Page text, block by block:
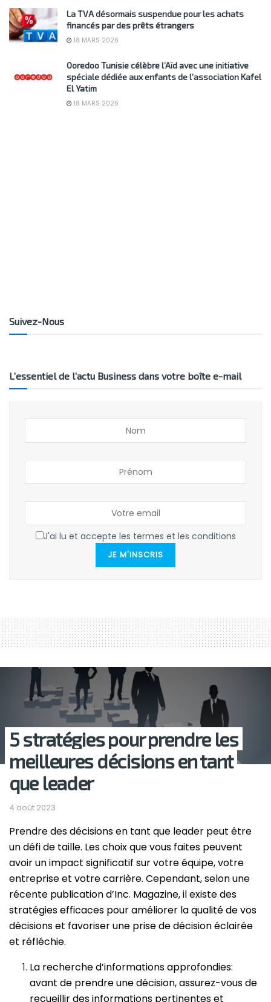
La TVA désormais suspendue pour les achats
financés par des prêts étrangers
18 MARS 2026
Ooredoo Tunisie célèbre l’Aïd avec une initiative
spéciale dédiée aux enfants de l’association Kafel
El Yatim
18 MARS 2026
Suivez-Nous
L’essentiel de l’actu Business dans votre boîte e-mail
J'ai lu et accepte les termes et les conditions
JE M'INSCRIS
5 stratégies pour prendre les
meilleures décisions en tant
que leader
4 août 2023
Prendre des décisions en tant que leader peut être
un défi de taille. Les choix que vous faites peuvent
avoir un impact significatif sur votre équipe, votre
entreprise et votre carrière. Cependant, selon une
récente publication d’Inc. Magazine, il existe des
stratégies efficaces pour améliorer la qualité de vos
décisions et favoriser une prise de décision éclairée
et réfléchie.
La recherche d’informations approfondies:
avant de prendre une décision, assurez-vous de
recueillir des informations pertinentes et